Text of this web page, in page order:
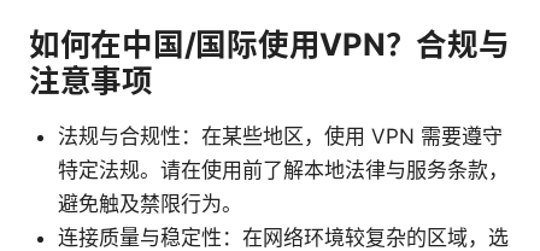
如何在中国/国际使用VPN？合规与
注意事项
法规与合规性：在某些地区，使用 VPN 需要遵守
特定法规。请在使用前了解本地法律与服务条款，
避免触及禁限行为。
连接质量与稳定性：在网络环境较复杂的区域，选